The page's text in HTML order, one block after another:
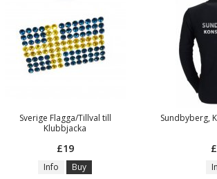
Sverige Flagga/Tillval till
Klubbjacka
£19
Info Buy
Sundbyberg,